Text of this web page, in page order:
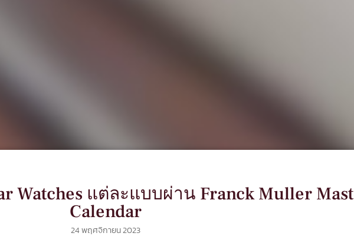
Watches แต่ละแบบผ่าน Franck Muller
Calendar
24 พฤศจิกายน 2023